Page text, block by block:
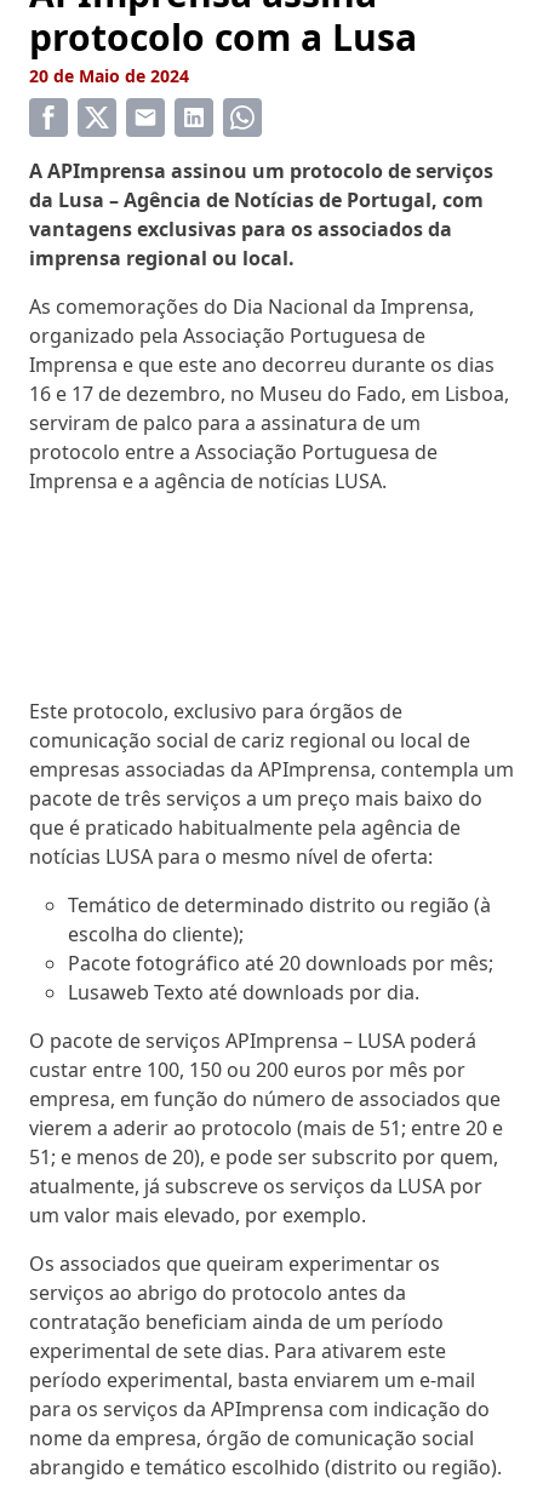
protocolo com a Lusa
20 de Maio de 2024
A APImprensa assinou um protocolo de serviços
da Lusa – Agência de Notícias de Portugal, com
vantagens exclusivas para os associados da
imprensa regional ou local.
As comemorações do Dia Nacional da Imprensa,
organizado pela Associação Portuguesa de
Imprensa e que este ano decorreu durante os dias
16 e 17 de dezembro, no Museu do Fado, em Lisboa,
serviram de palco para a assinatura de um
protocolo entre a Associação Portuguesa de
Imprensa e a agência de notícias LUSA.
Este protocolo, exclusivo para órgãos de
comunicação social de cariz regional ou local de
empresas associadas da APImprensa, contempla um
pacote de três serviços a um preço mais baixo do
que é praticado habitualmente pela agência de
notícias LUSA para o mesmo nível de oferta:
Temático de determinado distrito ou região (à
escolha do cliente);
Pacote fotográfico até 20 downloads por mês;
Lusaweb Texto até downloads por dia.
O pacote de serviços APImprensa – LUSA poderá
custar entre 100, 150 ou 200 euros por mês por
empresa, em função do número de associados que
vierem a aderir ao protocolo (mais de 51; entre 20 e
51; e menos de 20), e pode ser subscrito por quem,
atualmente, já subscreve os serviços da LUSA por
um valor mais elevado, por exemplo.
Os associados que queiram experimentar os
serviços ao abrigo do protocolo antes da
contratação beneficiam ainda de um período
experimental de sete dias. Para ativarem este
período experimental, basta enviarem um e-mail
para os serviços da APImprensa com indicação do
nome da empresa, órgão de comunicação social
abrangido e temático escolhido (distrito ou região).